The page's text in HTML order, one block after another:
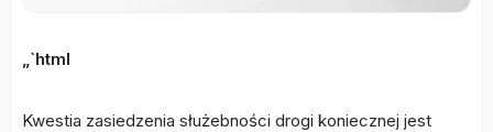
„`html
Kwestia zasiedzenia służebności drogi koniecznej jest